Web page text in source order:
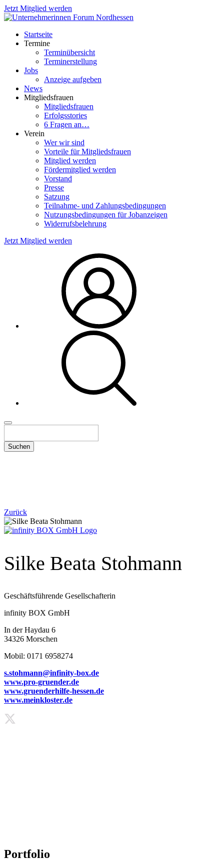
Jetzt Mitglied werden
Startseite
Termine
Terminübersicht
Terminerstellung
Jobs
Anzeige aufgeben
News
Mitgliedsfrauen
Mitgliedsfrauen
Erfolgsstories
6 Fragen an…
Verein
Wer wir sind
Vorteile für Mitgliedsfrauen
Mitglied werden
Fördermitglied werden
Vorstand
Presse
Satzung
Teilnahme- und Zahlungsbedingungen
Nutzungsbedingungen für Jobanzeigen
Widerrufsbelehrung
Jetzt Mitglied werden
Suchen
Zurück
Silke Beata Stohmann
Geschäftsführende Gesellschafterin
infinity BOX GmbH
In der Haydau 6
34326 Morschen
Mobil: 0171 6958274
s.stohmann@infinity-box.de
www.pro-gruender.de
www.gruenderhilfe-hessen.de
www.meinkloster.de
Portfolio